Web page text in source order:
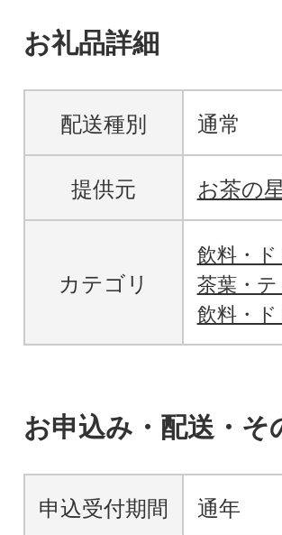
お礼品詳細
配送種別 通常
提供元 お茶の
カテゴリ
飲料・ド
茶葉・
飲料・ド
お申込み・配送・そ
申込受付期間 通年